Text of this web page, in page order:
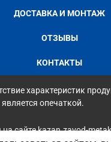
ДОСТАВКА И МОНТАЖ
ОТЗЫВЫ
КОНТАКТЫ
характеристик
опечаткой.
сайте kazan.zavod-